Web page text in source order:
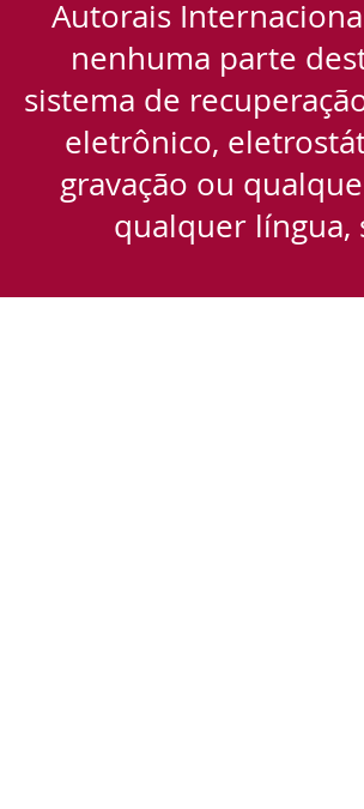
Autorais
nenhuma parte
sistema de
eletrônico,
gravação ou
qualquer língua,